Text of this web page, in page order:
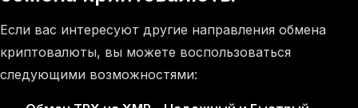
Если вас интересуют другие направления обмена
криптовалюты, вы можете воспользоваться
следующими возможностями: